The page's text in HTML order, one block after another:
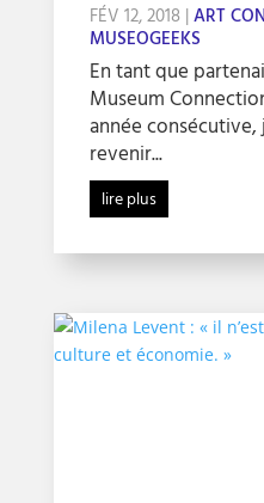
FÉV 12, 2018 |ART
MUSEOGEEKS
En tant que
Museum
année
revenir...
lire plus